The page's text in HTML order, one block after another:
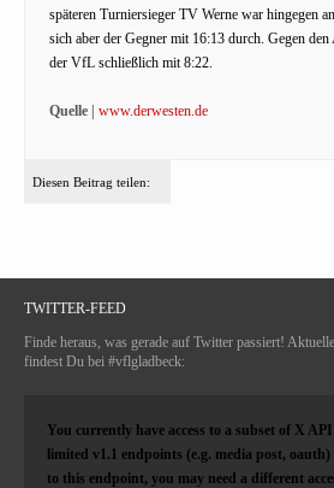
späteren Turniersieger TV Werne war hingegen
sich aber der Gegner mit 16:13 durch. Gegen
der VfL schließlich mit 8:22.
Quelle | www.derwesten.de
Diesen Beitrag teilen:
TWITTER-FEED
Finde heraus, was gerade auf Twitter passiert!
findest Du bei #vflgladbeck:
You currently have access to a subset of X
limited v1.1 endpoints (e.g. media post, oauth)
to this endpoint, you may need a different